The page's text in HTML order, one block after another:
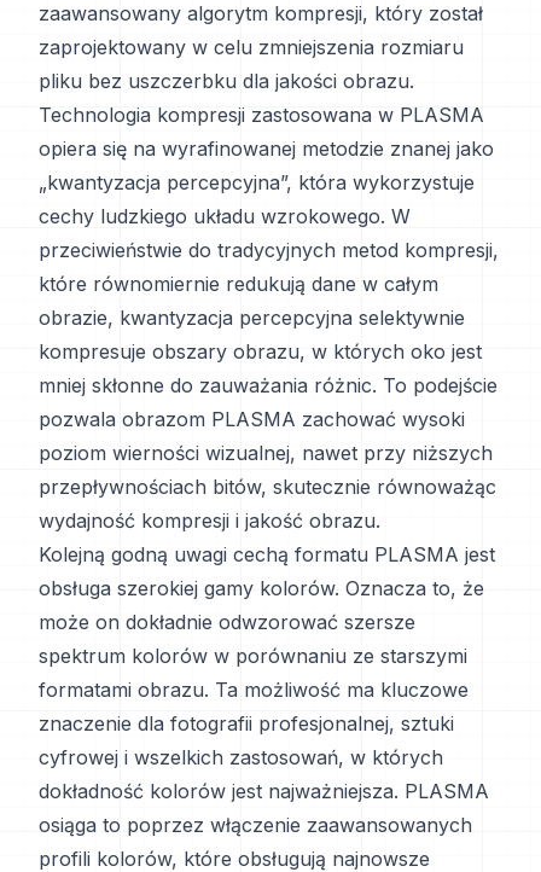
zaawansowany algorytm kompresji, który został
zaprojektowany w celu zmniejszenia rozmiaru
pliku bez uszczerbku dla jakości obrazu.
Technologia kompresji zastosowana w PLASMA
opiera się na wyrafinowanej metodzie znanej jako
„kwantyzacja percepcyjna”, która wykorzystuje
cechy ludzkiego układu wzrokowego. W
przeciwieństwie do tradycyjnych metod kompresji,
które równomiernie redukują dane w całym
obrazie, kwantyzacja percepcyjna selektywnie
kompresuje obszary obrazu, w których oko jest
mniej skłonne do zauważania różnic. To podejście
pozwala obrazom PLASMA zachować wysoki
poziom wierności wizualnej, nawet przy niższych
przepływnościach bitów, skutecznie równoważąc
wydajność kompresji i jakość obrazu.
Kolejną godną uwagi cechą formatu PLASMA jest
obsługa szerokiej gamy kolorów. Oznacza to, że
może on dokładnie odwzorować szersze
spektrum kolorów w porównaniu ze starszymi
formatami obrazu. Ta możliwość ma kluczowe
znaczenie dla fotografii profesjonalnej, sztuki
cyfrowej i wszelkich zastosowań, w których
dokładność kolorów jest najważniejsza. PLASMA
osiąga to poprzez włączenie zaawansowanych
profili kolorów, które obsługują najnowsze